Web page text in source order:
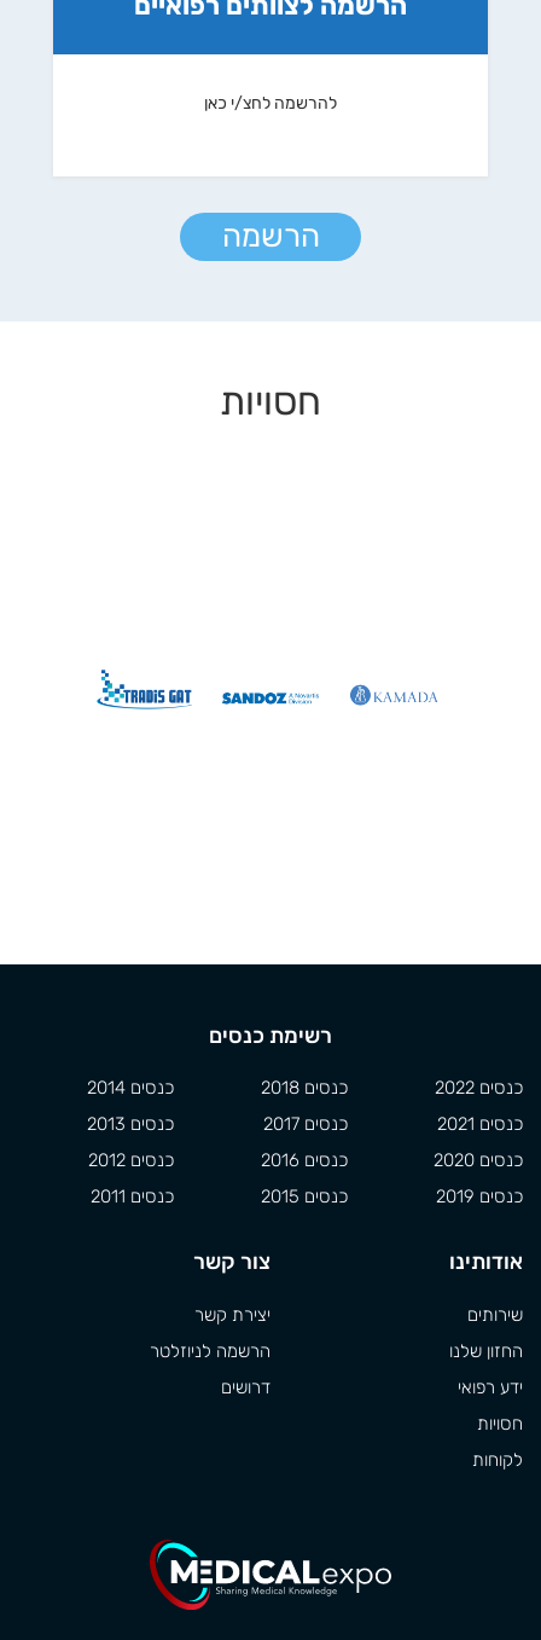
להרשמה לחצ/י כאן
הרשמה
חסויות
רשימת כנסים
כנסים 2022
כנסים 2021
כנסים 2020
כנסים 2019
כנסים 2018
כנסים 2017
כנסים 2016
כנסים 2015
כנסים 2014
כנסים 2013
כנסים 2012
כנסים 2011
אודותינו
שירותים
החזון שלנו
ידע רפואי
חסויות
לקוחות
צור קשר
יצירת קשר
הרשמה לניוזלטר
דרושים